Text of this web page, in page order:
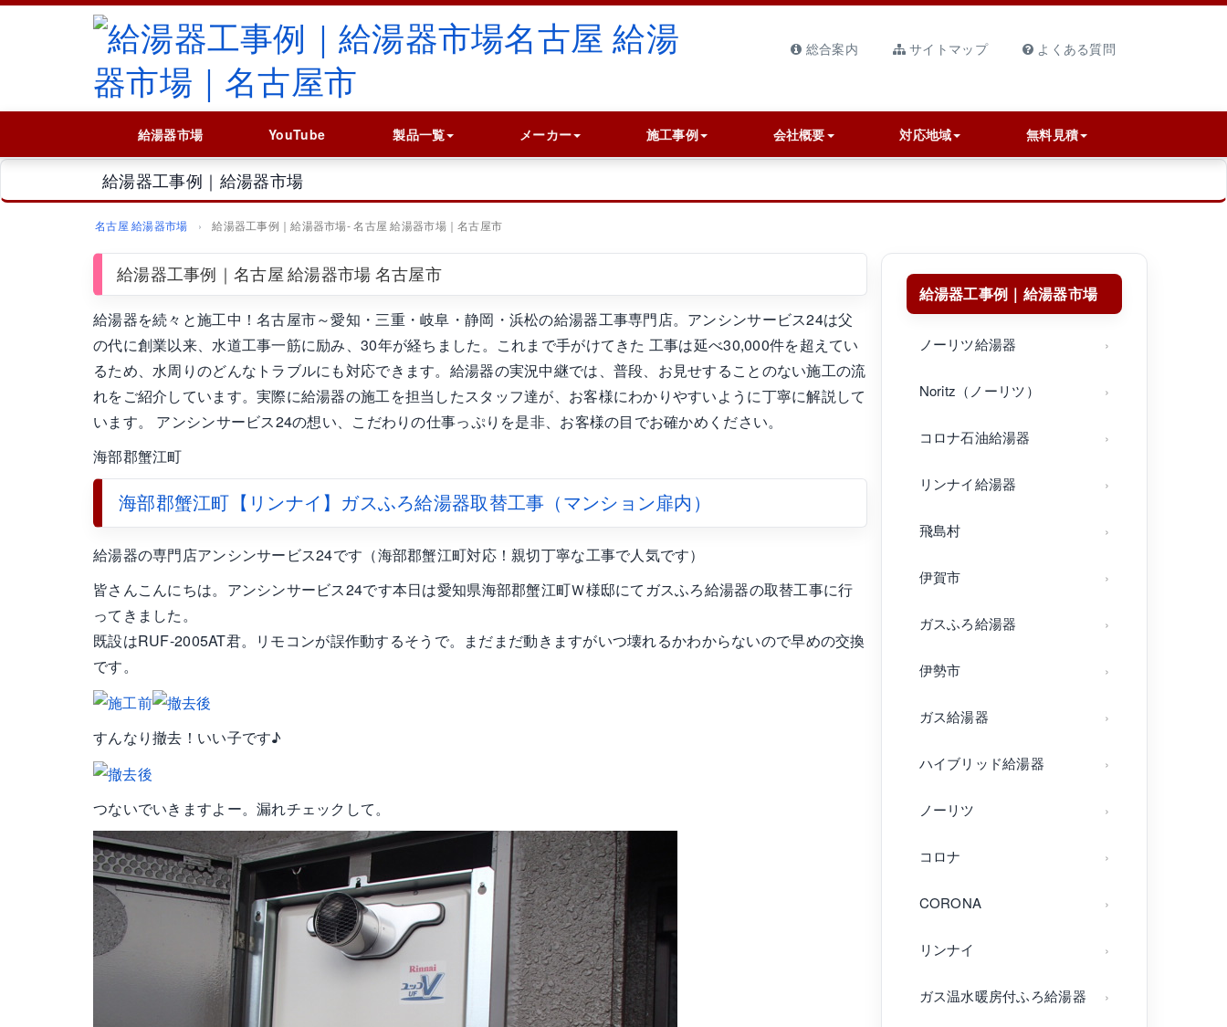
総合案内 サイトマップ よくある質問
給湯器市場 YouTube 製品一覧 メーカー 施工事例 会社概要 対応地域 無料見積
給湯器工事例｜給湯器市場
名古屋 給湯器市場 給湯器工事例｜給湯器市場‐ 名古屋 給湯器市場｜名古屋市
給湯器工事例｜名古屋 給湯器市場 名古屋市
給湯器を続々と施工中！名古屋市～愛知・三重・岐阜・静岡・浜松の給湯器工事専門店。アンシンサービス24は父
の代に創業以来、水道工事一筋に励み、30年が経ちました。これまで手がけてきた 工事は延べ30,000件を超えてい
るため、水周りのどんなトラブルにも対応できます。給湯器の実況中継では、普段、お見せすることのない施工の流
れをご紹介しています。実際に給湯器の施工を担当したスタッフ達が、お客様にわかりやすいように丁寧に解説して
います。 アンシンサービス24の想い、こだわりの仕事っぷりを是非、お客様の目でお確かめください。
海部郡蟹江町
海部郡蟹江町【リンナイ】ガスふろ給湯器取替工事（マンション扉内）
給湯器の専門店アンシンサービス24です（海部郡蟹江町対応！親切丁寧な工事で人気です）
皆さんこんにちは。アンシンサービス24です本日は愛知県海部郡蟹江町Ｗ様邸にてガスふろ給湯器の取替工事に行
ってきました。
既設はRUF-2005AT君。リモコンが誤作動するそうで。まだまだ動きますがいつ壊れるかわからないので早めの交換
です。
すんなり撤去！いい子です♪
つないでいきますよー。漏れチェックして。
給湯器工事例｜給湯器市場
ノーリツ給湯器
Noritz（ノーリツ）
コロナ石油給湯器
リンナイ給湯器
飛島村
伊賀市
ガスふろ給湯器
伊勢市
ガス給湯器
ハイブリッド給湯器
ノーリツ
コロナ
CORONA
リンナイ
ガス温水暖房付ふろ給湯器